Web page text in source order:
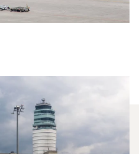
Sont Les Plus